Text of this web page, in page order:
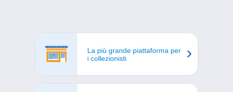
La più grande piattaforma per
i collezionisti